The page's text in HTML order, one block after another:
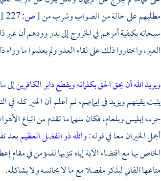
مطلبهم على حالة من الصواب وشرب من[ص:
سبحانه بكيفية أمرهم في الخروج إلىبدروودهم أن غير
العير، واختاروا ذلك على لقاء العدو ولم يعلموا ما
ويريد الله أن يحق الحق بكلماته ويقطع دابر الكافرينإلى
يثبت يقينهم ويزيد في إيمانهم، ثم أعلم أن الخير كله
حرمه إبليسوبلعام،فكان منهما ما تقدم من اتباع
أجمل الخيران معا في قوله:والله ذو الفضل العظيمبعد
الخاص بها مع اقتضاء الآية إياه تنزيها للمؤمن في
متاعها الفاني ليذكر مفصلا مع ما لا يجانسه ولا يشاكله.